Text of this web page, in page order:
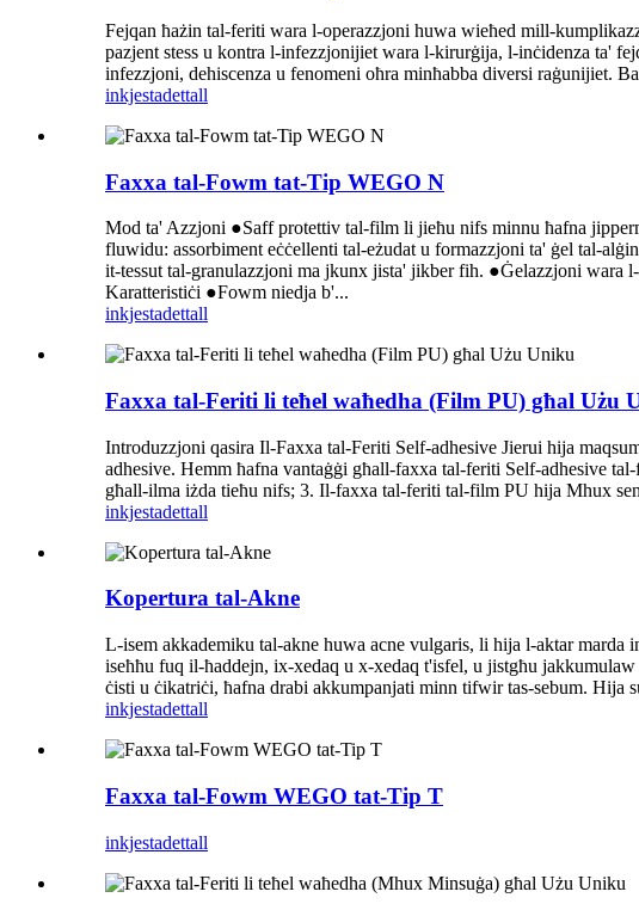
Fejqan ħażin tal-feriti wara l-operazzjoni huwa wieħed mill-
pazjent stess u kontra l-infezzjonijiet wara l-kirurġija, l-inċidenza ta'
infezzjoni, dehiscenza u fenomeni oħra minħabba diversi raġunijiet.
inkjestadettall
Faxxa tal-Fowm tat-Tip WEGO N
Mod ta' Azzjoni ●Saff protettiv tal-film li jieħu nifs minnu ħafna
fluwidu: assorbiment eċċellenti tal-eżudat u formazzjoni ta' ġel tal-
it-tessut tal-granulazzjoni ma jkunx jista' jikber fih. ●Ġelazzjoni wara
Karatteristiċi ●Fowm niedja b'...
inkjestadettall
Faxxa tal-Feriti li teħel waħedha (Film PU) għal Użu
Introduzzjoni qasira Il-Faxxa tal-Feriti Self-adhesive Jierui hija
adhesive. Hemm ħafna vantaġġi għall-faxxa tal-feriti Self-adhesive
għall-ilma iżda tieħu nifs; 3. Il-faxxa tal-feriti tal-film PU hija Mhux
inkjestadettall
Kopertura tal-Akne
L-isem akkademiku tal-akne huwa acne vulgaris, li hija l-aktar
iseħħu fuq il-ħaddejn, ix-xedaq u x-xedaq t'isfel, u jistgħu
ċisti u ċikatriċi, ħafna drabi akkumpanjati minn tifwir tas-sebum. Hija
inkjestadettall
Faxxa tal-Fowm WEGO tat-Tip T
inkjestadettall